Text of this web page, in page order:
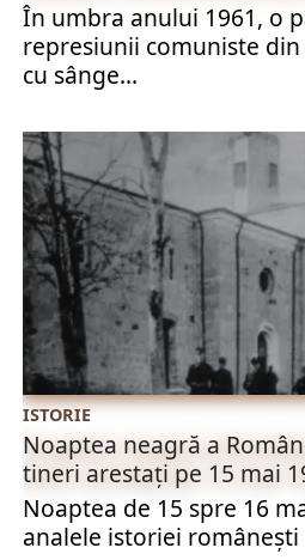
În umbra anului 1961, o
represiunii comuniste din
cu sânge...
ISTORIE
Noaptea neagră a
tineri arestați pe 15 mai
Noaptea de 15 spre 16
analele istoriei românești